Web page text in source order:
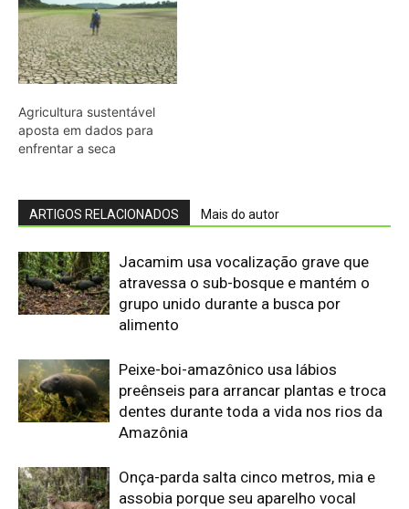
Agricultura sustentável
aposta em dados para
enfrentar a seca
ARTIGOS RELACIONADOS Mais do autor
Jacamim usa vocalização grave que
atravessa o sub-bosque e mantém o
grupo unido durante a busca por
alimento
Peixe-boi-amazônico usa lábios
preênseis para arrancar plantas e troca
dentes durante toda a vida nos rios da
Amazônia
Onça-parda salta cinco metros, mia e
assobia porque seu aparelho vocal